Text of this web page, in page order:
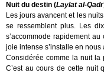
Nuit du destin (Laylat al-Qadr
Les jours avancent et les
se ressemblent plus. Les
s’accommode rapidement
joie intense s’installe en
Considérée comme la nuit la
C’est au cours de cette nuit